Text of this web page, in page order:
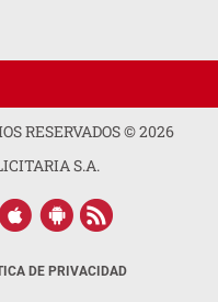
RESERVADOS ©2026
S.A.
DE PRIVACIDAD